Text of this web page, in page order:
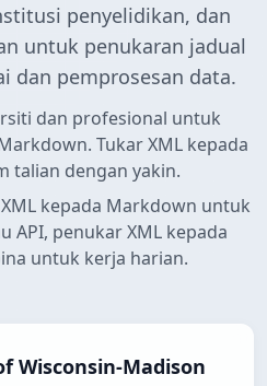
penyelidikan, dan
untuk penukaran jadual
dan pemprosesan data.
dan profesional untuk
Tukar XML kepada
talian dengan yakin.
kepada Markdown untuk
API, penukar XML kepada
untuk kerja harian.
Wisconsin-Madison